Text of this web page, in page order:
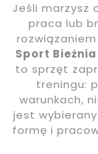
Jeśli marzysz
praca lub
Sport Bieżnia
to sprzęt
treningu:
warunkach,
jest
formę i